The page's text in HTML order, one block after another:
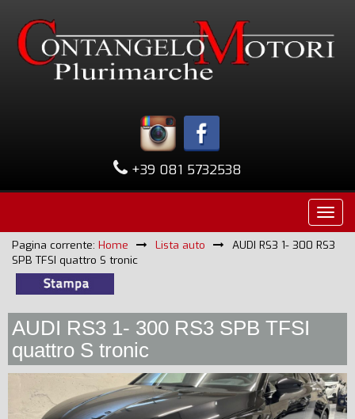
+39 081 5732538
Pagina corrente: Home Lista auto
AUDI RS3 1- 300 RS3
SPB TFSI quattro S tronic
AUDI RS3 1- 300 RS3 SPB TFSI
quattro S tronic